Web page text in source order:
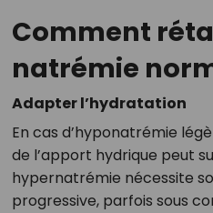
Comment
natrémie
Adapter l’hydratation
En cas d’hyponatrémie
de l’apport hydrique peut
hypernatrémie nécessite
progressive, parfois sous